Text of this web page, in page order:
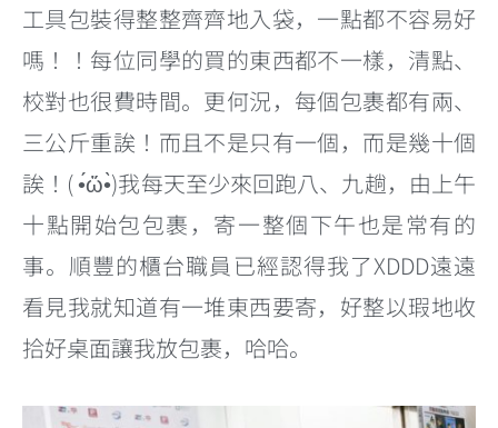
工具包裝得整整齊齊地入袋，一點都不容易好
嗎！！每位同學的買的東西都不一樣，清點、
校對也很費時間。更何況，每個包裹都有兩、
三公斤重誒！而且不是只有一個，而是幾十個
誒！ ( •́ὤ•̀)我每天至少來回跑八、九趟，由上午
十點開始包包裹，寄一整個下午也是常有的
事。順豐的櫃台職員已經認得我了XDDD遠遠
看見我就知道有一堆東西要寄，好整以瑕地收
拾好桌面讓我放包裹，哈哈。